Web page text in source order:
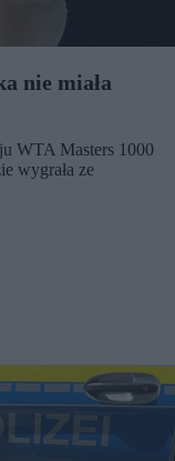
nie miała
WTA Masters 1000
wygrała ze